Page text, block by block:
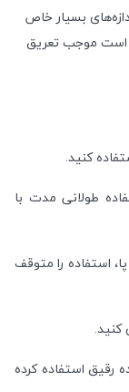
بسیار خاص
است موجب تعریق
کنید.
طولانی مدت با
استفاده را متوقف
کنید.
رقیق استفاده کرده